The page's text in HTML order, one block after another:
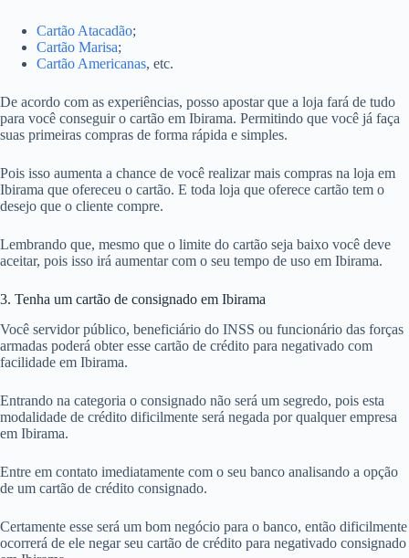
Cartão Atacadão;
Cartão Marisa;
Cartão Americanas, etc.
De acordo com as experiências, posso apostar que a loja fará de tudo
para você conseguir o cartão em Ibirama. Permitindo que você já faça
suas primeiras compras de forma rápida e simples.
Pois isso aumenta a chance de você realizar mais compras na loja em
Ibirama que ofereceu o cartão. E toda loja que oferece cartão tem o
desejo que o cliente compre.
Lembrando que, mesmo que o limite do cartão seja baixo você deve
aceitar, pois isso irá aumentar com o seu tempo de uso em Ibirama.
3. Tenha um cartão de consignado em Ibirama
Você servidor público, beneficiário do INSS ou funcionário das forças
armadas poderá obter esse cartão de crédito para negativado com
facilidade em Ibirama.
Entrando na categoria o consignado não será um segredo, pois esta
modalidade de crédito dificilmente será negada por qualquer empresa
em Ibirama.
Entre em contato imediatamente com o seu banco analisando a opção
de um cartão de crédito consignado.
Certamente esse será um bom negócio para o banco, então dificilmente
ocorrerá de ele negar seu cartão de crédito para negativado consignado